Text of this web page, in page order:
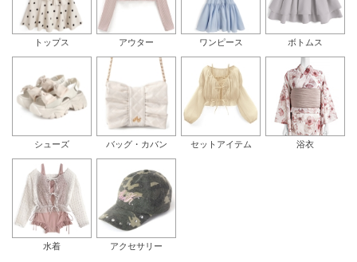
トップス アウター ワンピース ボトムス
シューズ バッグ・カバン セットアイテム 浴衣
水着 アクセサリー